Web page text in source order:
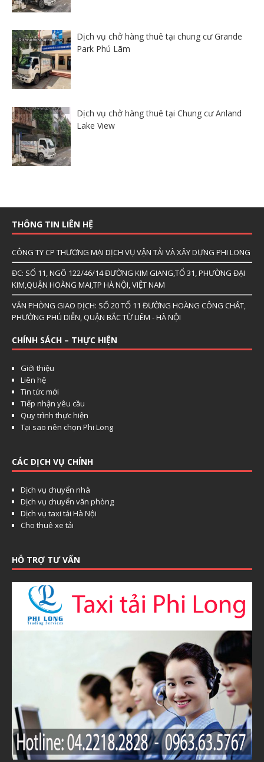
Dịch vụ chở hàng thuê tại chung cư Grande
Park Phú Lãm
Dịch vụ chở hàng thuê tại Chung cư Anland
Lake View
THÔNG TIN LIÊN HỆ
CÔNG TY CP THƯƠNG MẠI DỊCH VỤ VẬN TẢI VÀ XÂY DỰNG PHI LONG
ĐC: SỐ 11, NGÕ 122/46/14 ĐƯỜNG KIM GIANG,TỔ 31, PHƯỜNG ĐẠI
KIM,QUẬN HOÀNG MAI,TP HÀ NỘI, VIỆT NAM
VĂN PHÒNG GIAO DỊCH: SỐ 20 TỔ 11 ĐƯỜNG HOÀNG CÔNG CHẤT,
PHƯỜNG PHÚ DIỄN, QUẬN BẮC TỪ LIÊM - HÀ NỘI
CHÍNH SÁCH – THỰC HIỆN
Giới thiệu
Liên hệ
Tin tức mới
Tiếp nhận yêu cầu
Quy trình thực hiện
Tại sao nên chọn Phi Long
CÁC DỊCH VỤ CHÍNH
Dịch vụ chuyển nhà
Dịch vụ chuyển văn phòng
Dịch vụ taxi tải Hà Nội
Cho thuê xe tải
HỖ TRỢ TƯ VẤN